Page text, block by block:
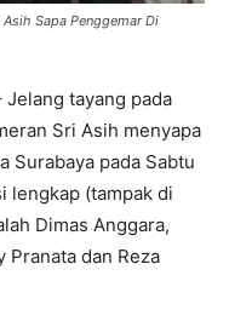
Sapa Penggemar Di
Jelang tayang pada
Sri Asih menyapa
Surabaya pada Sabtu
lengkap (tampak di
Dimas Anggara,
dan Reza